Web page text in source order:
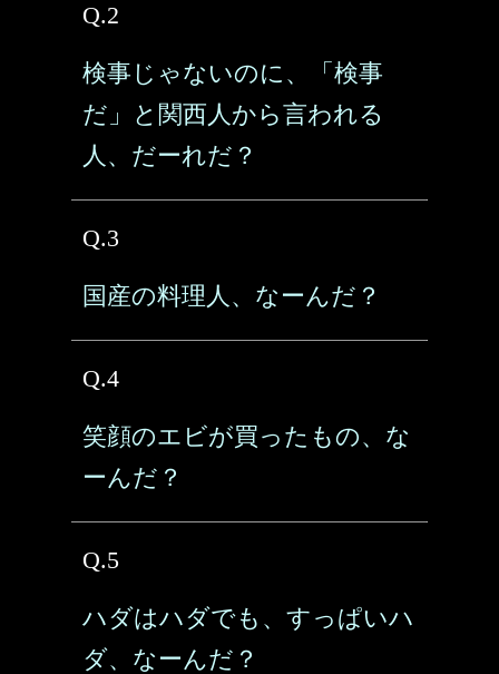
Q.2
検事じゃないのに、「検事
だ」と関西人から言われる
人、だーれだ？
Q.3
国産の料理人、なーんだ？
Q.4
笑顔のエビが買ったもの、な
ーんだ？
Q.5
ハダはハダでも、すっぱいハ
ダ、なーんだ？